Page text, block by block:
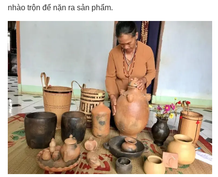
nhào trộn để nặn ra sản phẩm.